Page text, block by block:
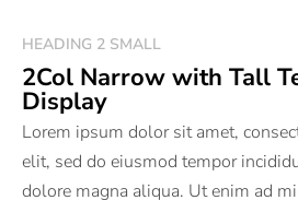
HEADING 2 SMALL
2Col Narrow with Tall
Display
Lorem ipsum dolor sit amet,
elit, sed do eiusmod tempor
dolore magna aliqua. Ut enim ad